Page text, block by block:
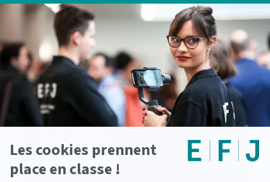
lire la suite
Journaliste pigiste : la réalité du métier,